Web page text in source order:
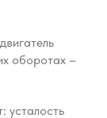
оборотах –
усталость